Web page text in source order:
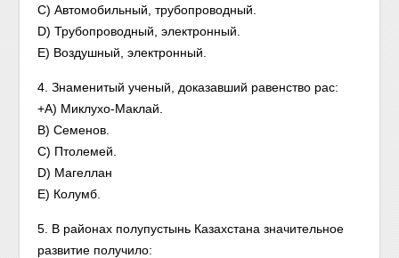
C) Автомобильный, трубопроводный.
D) Трубопроводный, электронный.
E) Воздушный, электронный.
4. Знаменитый ученый, доказавший равенство рас:
+A) Миклухо-Маклай.
B) Семенов.
C) Птолемей.
D) Магеллан
E) Колумб.
5. B районах полупустынь Казахстана значительное
развитие получило: